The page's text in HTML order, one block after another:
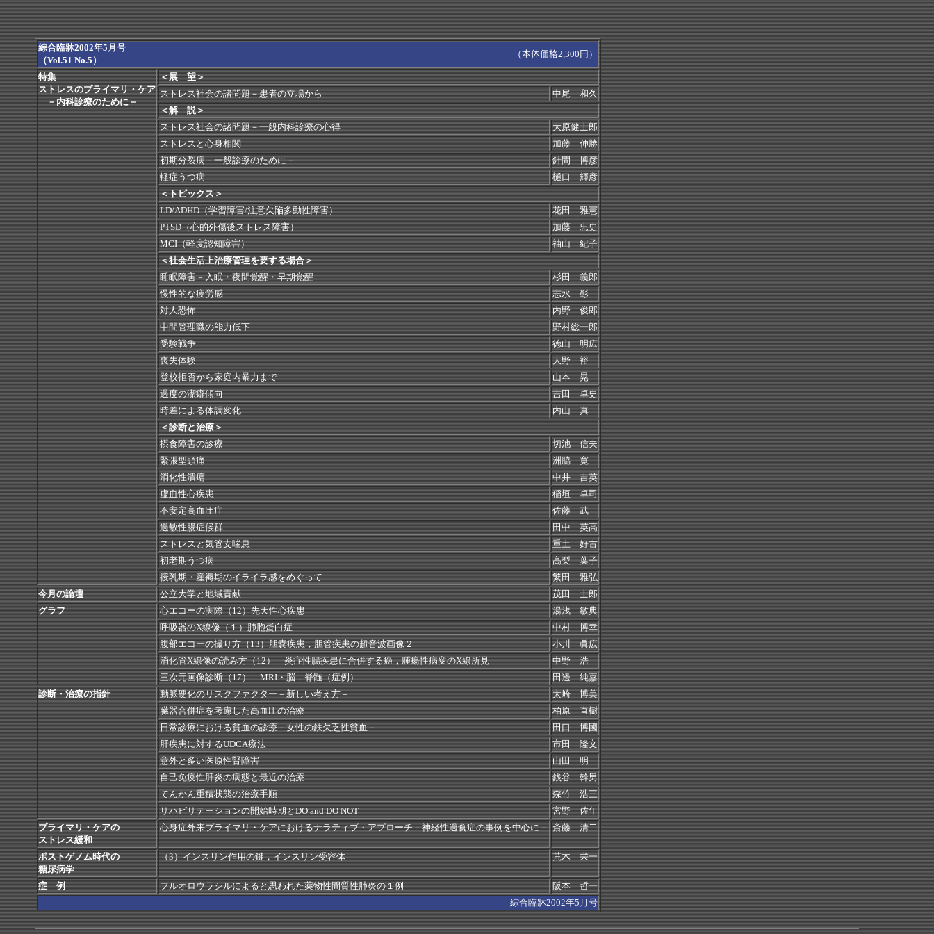
綜合臨牀2002年5月号
（Vol.51 No.5）
（本体価格2,300円）
特集
ストレスのプライマリ・ケア
－内科診療のために－
＜展 望＞
ストレス社会の諸問題－患者の立場から
中尾 和久
＜解 説＞
ストレス社会の諸問題－一般内科診療の心得
大原健士郎
ストレスと心身相関
加藤 伸勝
初期分裂病－一般診療のために－
針間 博彦
軽症うつ病
樋口 輝彦
＜トピックス＞
LD/ADHD（学習障害/注意欠陥多動性障害）
花田 雅憲
PTSD（心的外傷後ストレス障害）
加藤 忠史
MCI（軽度認知障害）
袖山 紀子
＜社会生活上治療管理を要する場合＞
睡眠障害－入眠・夜間覚醒・早期覚醒
杉田 義郎
慢性的な疲労感
志水 彰
対人恐怖
内野 俊郎
中間管理職の能力低下
野村総一郎
受験戦争
徳山 明広
喪失体験
大野 裕
登校拒否から家庭内暴力まで
山本 晃
過度の潔癖傾向
吉田 卓史
時差による体調変化
内山 真
＜診断と治療＞
摂食障害の診療
切池 信夫
緊張型頭痛
洲脇 寛
消化性潰瘍
中井 吉英
虚血性心疾患
稲垣 卓司
不安定高血圧症
佐藤 武
過敏性腸症候群
田中 英高
ストレスと気管支喘息
重土 好古
初老期うつ病
高梨 葉子
授乳期・産褥期のイライラ感をめぐって
繁田 雅弘
今月の論壇
公立大学と地域貢献
茂田 士郎
グラフ
心エコーの実際（12）先天性心疾患
湯浅 敏典
呼吸器のX線像（１）肺胞蛋白症
中村 博幸
腹部エコーの撮り方（13）胆嚢疾患，胆管疾患の超音波画像２
小川 眞広
消化管X線像の読み方（12） 炎症性腸疾患に合併する癌，腫瘍性病変のX線所見
中野 浩
三次元画像診断（17） MRI・脳，脊髄（症例）
田邊 純嘉
診断・治療の指針
動脈硬化のリスクファクター－新しい考え方－
太崎 博美
臓器合併症を考慮した高血圧の治療
柏原 直樹
日常診療における貧血の診療－女性の鉄欠乏性貧血－
田口 博國
肝疾患に対するUDCA療法
市田 隆文
意外と多い医原性腎障害
山田 明
自己免疫性肝炎の病態と最近の治療
銭谷 幹男
てんかん重積状態の治療手順
森竹 浩三
リハビリテーションの開始時期とDO and DO NOT
宮野 佐年
プライマリ・ケアの
ストレス緩和
心身症外来プライマリ・ケアにおけるナラティブ・アプローチ－神経性過食症の事例を中心に－ 斎藤 清二
ポストゲノム時代の
糖尿病学
（3）インスリン作用の鍵，インスリン受容体 荒木 栄一
症 例 フルオロウラシルによると思われた薬物性間質性肺炎の１例
阪本 哲一
綜合臨牀2002年5月号